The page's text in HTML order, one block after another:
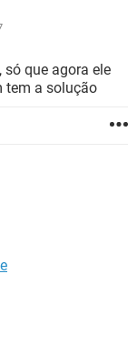
que agora ele
tem a solução